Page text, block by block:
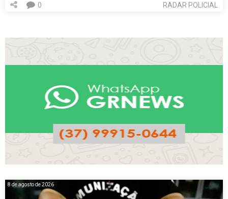
RADAR POLICIAL
0
8 de agosto de 2026